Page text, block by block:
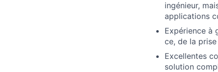
ingénieur,
applications
Expérience à
ce, de la
Excellentes
solution